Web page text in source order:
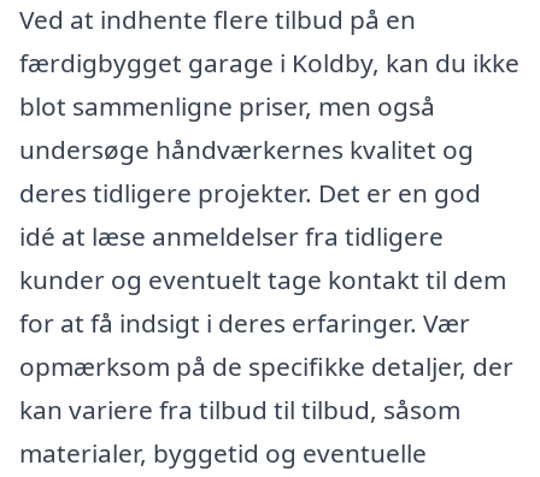
Ved at indhente flere tilbud på en
færdigbygget garage i Koldby, kan du ikke
blot sammenligne priser, men også
undersøge håndværkernes kvalitet og
deres tidligere projekter. Det er en god
idé at læse anmeldelser fra tidligere
kunder og eventuelt tage kontakt til dem
for at få indsigt i deres erfaringer. Vær
opmærksom på de specifikke detaljer, der
kan variere fra tilbud til tilbud, såsom
materialer, byggetid og eventuelle